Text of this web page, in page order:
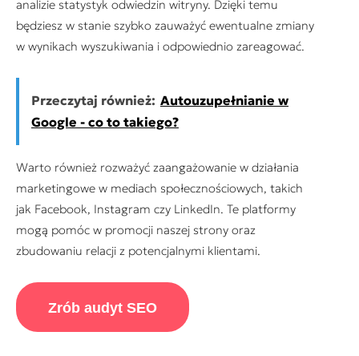
analizie statystyk odwiedzin witryny. Dzięki temu
będziesz w stanie szybko zauważyć ewentualne zmiany
w wynikach wyszukiwania i odpowiednio zareagować.
Przeczytaj również: Autouzupełnianie w
Google - co to takiego?
Warto również rozważyć zaangażowanie w działania
marketingowe w mediach społecznościowych, takich
jak Facebook, Instagram czy LinkedIn. Te platformy
mogą pomóc w promocji naszej strony oraz
zbudowaniu relacji z potencjalnymi klientami.
Zrób audyt SEO